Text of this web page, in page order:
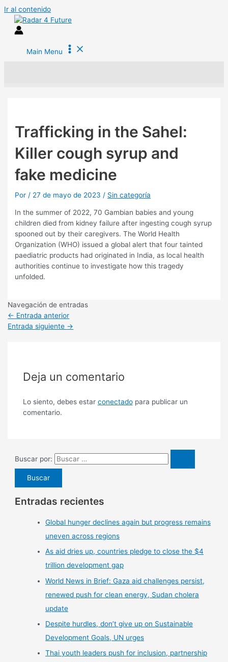
Ir al contenido
Main Menu
Trafficking in the Sahel:
Killer cough syrup and
fake medicine
Por / 27 de mayo de 2023 / Sin categoría
In the summer of 2022, 70 Gambian babies and young
children died from kidney failure after ingesting cough syrup
spooned out by their caregivers. The World Health
Organization (WHO) issued a global alert that four tainted
paediatric products had originated in India, as local health
authorities continue to investigate how this tragedy
unfolded.
Navegación de entradas
← Entrada anterior
Entrada siguiente →
Deja un comentario
Lo siento, debes estar conectadopara publicar un
comentario.
Buscar por:
Entradas recientes
Global hunger declines again but progress remains
uneven across regions
As aid dries up, countries pledge to close the $4
trillion development gap
World News in Brief: Gaza aid challenges persist,
renewed push for clean energy, Sudan cholera
update
Despite hurdles, don’t give up on Sustainable
Development Goals, UN urges
Thai youth leaders push for inclusion, partnership